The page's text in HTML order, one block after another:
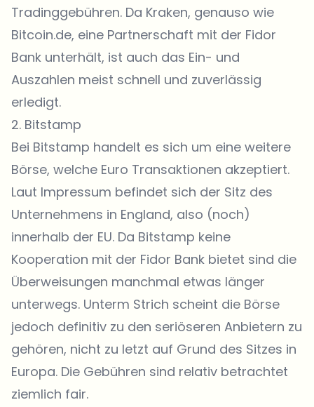
Tradinggebühren. Da Kraken, genauso wie
Bitcoin.de, eine Partnerschaft mit der Fidor
Bank unterhält, ist auch das Ein- und
Auszahlen meist schnell und zuverlässig
erledigt.
2. Bitstamp
Bei Bitstamp handelt es sich um eine weitere
Börse, welche Euro Transaktionen akzeptiert.
Laut Impressum befindet sich der Sitz des
Unternehmens in England, also (noch)
innerhalb der EU. Da Bitstamp keine
Kooperation mit der Fidor Bank bietet sind die
Überweisungen manchmal etwas länger
unterwegs. Unterm Strich scheint die Börse
jedoch definitiv zu den seriöseren Anbietern zu
gehören, nicht zu letzt auf Grund des Sitzes in
Europa. Die Gebühren sind relativ betrachtet
ziemlich fair.